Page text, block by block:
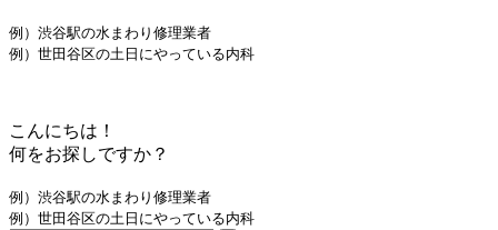
例）渋谷駅の水まわり修理業者
例）世田谷区の土日にやっている内科
こんにちは！
何をお探しですか？
例）渋谷駅の水まわり修理業者
例）世田谷区の土日にやっている内科